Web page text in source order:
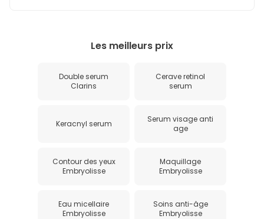
Les meilleurs prix
Double serum
Clarins
Cerave retinol
serum
Keracnyl serum
Serum visage anti
age
Contour des yeux
Embryolisse
Maquillage
Embryolisse
Eau micellaire
Embryolisse
Soins anti-âge
Embryolisse